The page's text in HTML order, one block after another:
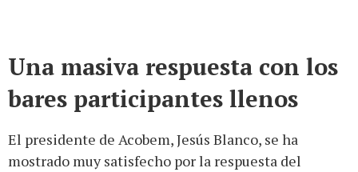
Una masiva respuesta con los
bares participantes llenos
El presidente de Acobem, Jesús Blanco, se ha
mostrado muy satisfecho por la respuesta del